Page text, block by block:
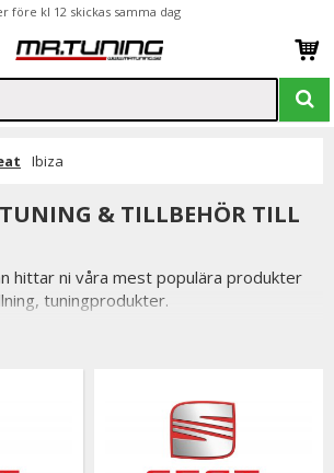
före kl 12 skickas samma dag
Ibiza
& TILLBEHÖR TILL
hittar ni våra mest populära produkter
tuningprodukter.
funderar över eller inte hittar i vårt